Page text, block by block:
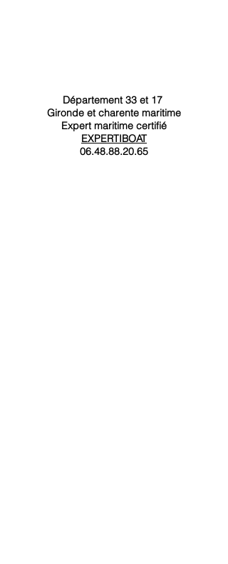
Département 33 et 17
Gironde et charente maritime
Expert maritime certifié
EXPERTIBOAT
06.48.88.20.65